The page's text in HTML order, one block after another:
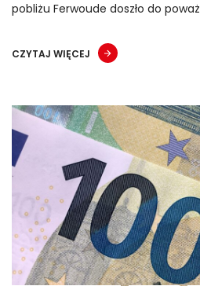
pobliżu Ferwoude doszło do
CZYTAJ WIĘCEJ